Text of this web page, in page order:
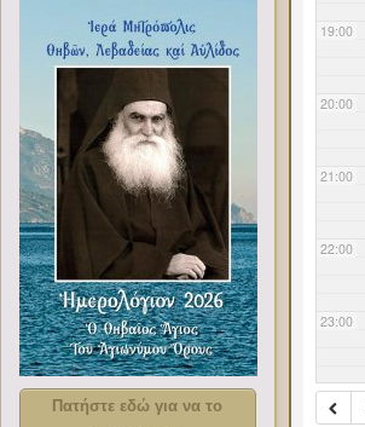
19:00
20:00
21:00
22:00
23:00
Πατήστε εδώ για να το